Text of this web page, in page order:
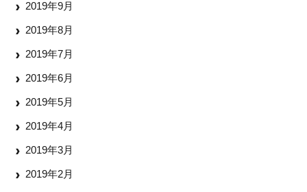
2019年9月
2019年8月
2019年7月
2019年6月
2019年5月
2019年4月
2019年3月
2019年2月